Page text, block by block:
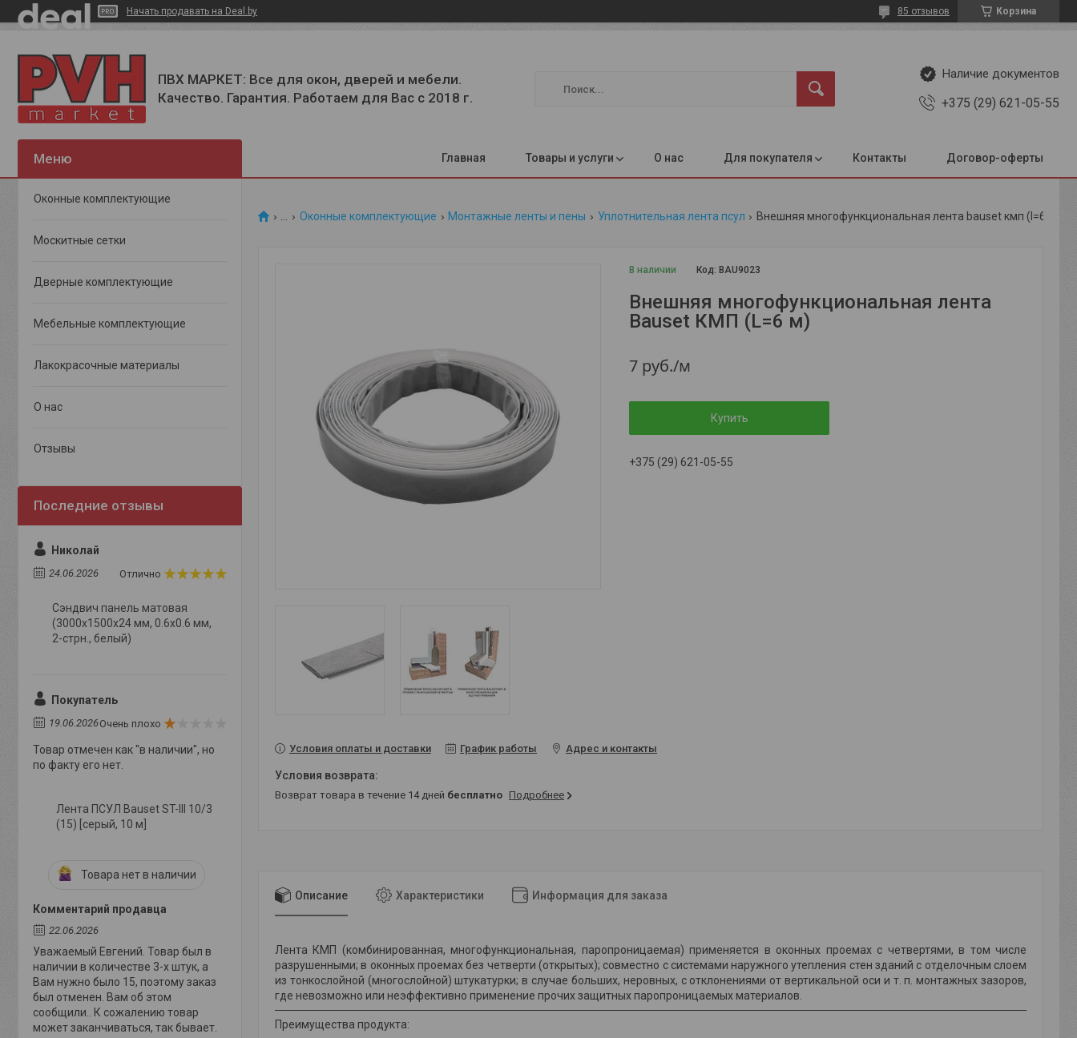
Начать продавать на Deal.by Корзина
85 отзывов
ПВХ МАРКЕТ: Все для окон, дверей и мебели.
Качество. Гарантия. Работаем для Вас с 2018 г.
Наличие документов
+375 (29) 621-05-55
Главная Товары и услуги О нас Для покупателя Контакты Договор-оферты
Оконные комплектующие Монтажные ленты и пены Уплотнительная лента псул Внешняя многофункциональная лента bauset кмп (l=6 м)
В наличии Код: BAU9023
Внешняя многофункциональная лента
Bauset КМП (L=6 м)
7 руб./м
Купить
+375 (29) 621-05-55
Условия оплаты и доставки График работы Адрес и контакты
возврат товара в течение 14 дней бесплатно Подробнее
Описание Характеристики Информация для заказа
Лента КМП (комбинированная, многофункциональная, паропроницаемая) применяется в оконных проемах с четвертями, в том числе
разрушенными; в оконных проемах без четверти (открытых); совместно с системами наружного утепления стен зданий с отделочным слоем
из тонкослойной (многослойной) штукатурки; в случае больших, неровных, с отклонениями от вертикальной оси и т. п. монтажных зазоров,
где невозможно или неэффективно применение прочих защитных паропроницаемых материалов.
Преимущества продукта:
Оконные комплектующие
Москитные сетки
Дверные комплектующие
Мебельные комплектующие
Лакокрасочные материалы
О нас
Отзывы
Николай
24.06.2026 Отлично
Сэндвич панель матовая
(3000x1500x24 мм, 0.6х0.6 мм,
2-стрн., белый)
Покупатель
19.06.2026Очень плохо
Товар отмечен как "в наличии", но
по факту его нет.
Лента ПСУЛ Bauset ST-III 10/3
(15) [серый, 10 м]
Товара нет в наличии
Комментарий продавца
22.06.2026
Уважаемый Евгений. Товар был в
наличии в количестве 3-х штук, а
Вам нужно было 15, поэтому заказ
был отменен. Вам об этом
сообщили.. К сожалению товар
может заканчиваться, так бывает.